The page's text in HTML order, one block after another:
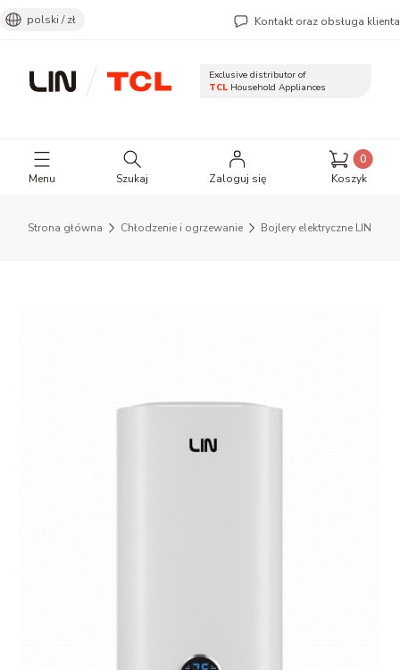
polski / zł Kontakt oraz obsługa klienta
Exclusive distributor of
TCL Household Appliances
Menu
Otwórz wyszukiwarkę
Szukaj Zaloguj się
Produkty
Koszyk
Strona główna Chłodzenie i ogrzewanie Bojlery elektryczne LIN